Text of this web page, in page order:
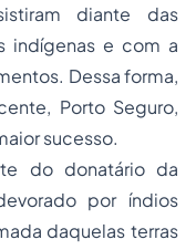
diante das
indígenas e com a
Dessa forma,
Porto Seguro,
sucesso.
do donatário da
por índios
daquelas terras